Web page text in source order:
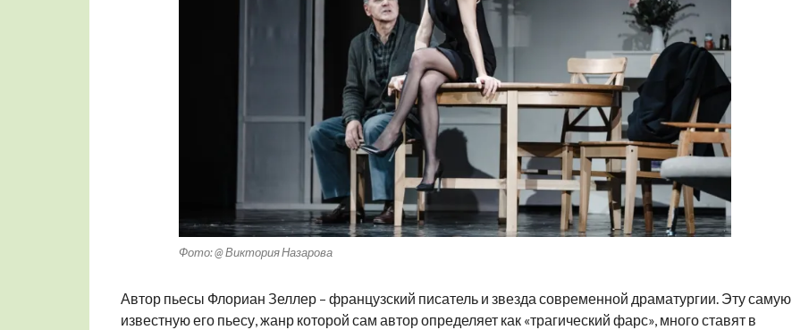
Фото: @ Виктория Назарова
Автор пьесы Флориан Зеллер – французский писатель и звезда современной драматургии. Эту самую
известную его пьесу, жанр которой сам автор определяет как «трагический фарс», много ставят в